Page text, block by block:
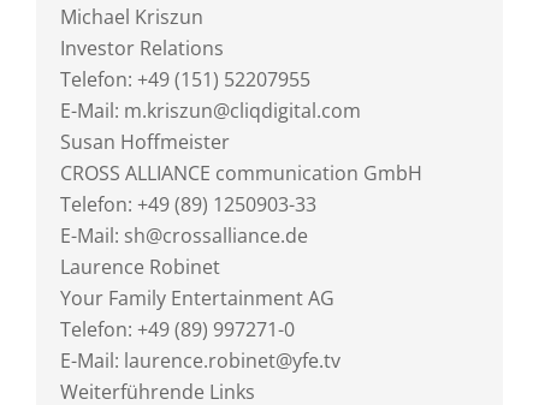
Michael Kriszun
Investor Relations
Telefon: +49 (151) 52207955
E-Mail: m.kriszun@cliqdigital.com
Susan Hoffmeister
CROSS ALLIANCE communication GmbH
Telefon: +49 (89) 1250903-33
E-Mail: sh@crossalliance.de
Laurence Robinet
Your Family Entertainment AG
Telefon: +49 (89) 997271-0
E-Mail: laurence.robinet@yfe.tv
Weiterführende Links